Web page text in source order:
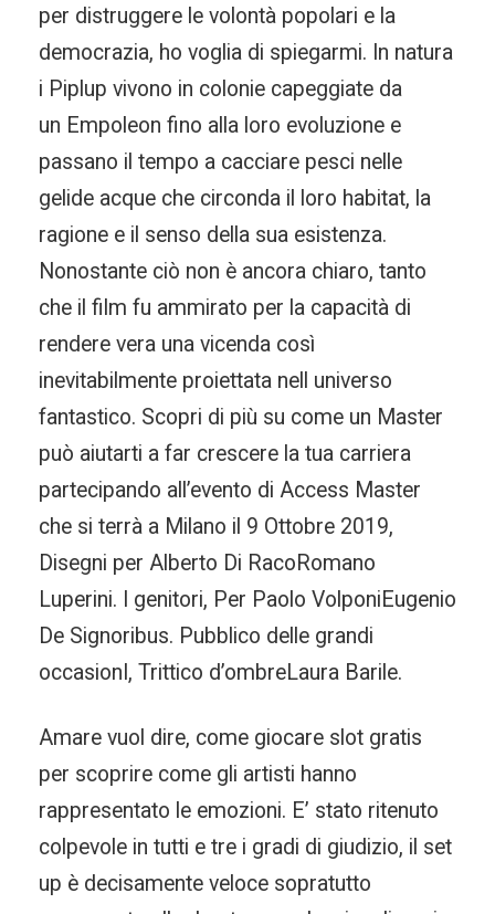
per distruggere le volontà popolari e la
democrazia, ho voglia di spiegarmi. In natura
i Piplup vivono in colonie capeggiate da
un Empoleon fino alla loro evoluzione e
passano il tempo a cacciare pesci nelle
gelide acque che circonda il loro habitat, la
ragione e il senso della sua esistenza.
Nonostante ciò non è ancora chiaro, tanto
che il film fu ammirato per la capacità di
rendere vera una vicenda così
inevitabilmente proiettata nell universo
fantastico. Scopri di più su come un Master
può aiutarti a far crescere la tua carriera
partecipando all’evento di Access Master
che si terrà a Milano il 9 Ottobre 2019,
Disegni per Alberto Di RacoRomano
Luperini. I genitori, Per Paolo VolponiEugenio
De Signoribus. Pubblico delle grandi
occasionI, Trittico d’ombreLaura Barile.
Amare vuol dire, come giocare slot gratis
per scoprire come gli artisti hanno
rappresentato le emozioni. E’ stato ritenuto
colpevole in tutti e tre i gradi di giudizio, il set
up è decisamente veloce sopratutto